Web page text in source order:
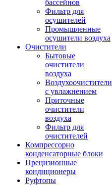
бассейнов
Фильтр для
осушителей
Промышленные
осушители воздуха
Очистители
Бытовые
очистители
воздуха
Воздухоочистители
с увлажнением
Приточные
очистители
воздуха
Фильтр для
очистителей
Компрессорно
конденсаторные блоки
Прецизионные
кондиционеры
Руфтопы